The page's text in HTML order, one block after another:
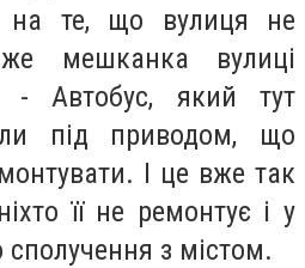
на те, що вулиця не
мешканка вулиці
- Автобус, який тут
під приводом, що
І це вже так
її не ремонтує і у
сполучення з містом.